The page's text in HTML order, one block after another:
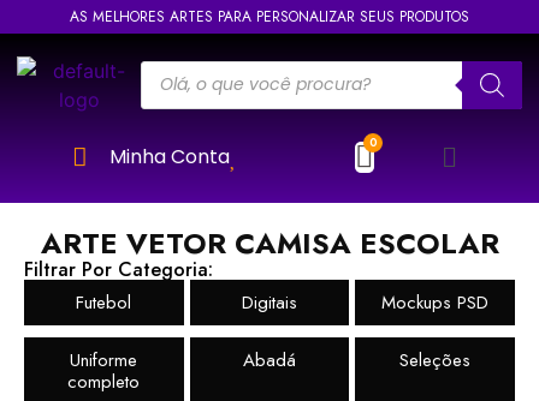
AS MELHORES ARTES PARA PERSONALIZAR SEUS PRODUTOS
Minha Conta
ARTE VETOR CAMISA ESCOLAR
Filtrar Por Categoria:
Futebol Digitais Mockups PSD
Uniforme
completo
Abadá Seleções